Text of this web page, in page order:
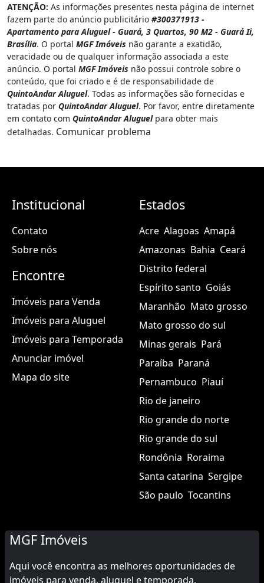
ATENÇÃO: As informações presentes nesta página de internet
fazem parte do anúncio publicitário #300371913 -
Apartamento para Aluguel - Guará, 3 Quartos, 90 M2 - Guará Ii,
Brasília. O portal MGF Imóveis não garante a exatidão,
veracidade ou de qualquer informação associada a este
anúncio. O portal MGF Imóveis não possui controle sobre o
conteúdo, que foi criado e é de responsabilidade de
QuintoAndar Aluguel. Todas as informações são fornecidas e
tratadas por QuintoAndar Aluguel. Por favor, entre diretamente
em contato com QuintoAndar Aluguelpara obter mais
detalhadas. Comunicar problema
Institucional
Contato
Sobre nós
Encontre
Imóveis para Venda
Imóveis para Aluguel
Imóveis para Temporada
Anunciar imóvel
Mapa do site
Estados
Acre Alagoas Amapá
Amazonas Bahia Ceará
Distrito federal
Espírito santo Goiás
Maranhão Mato grosso
Mato grosso do sul
Minas gerais Pará
Paraíba Paraná
Pernambuco Piauí
Rio de janeiro
Rio grande do norte
Rio grande do sul
Rondônia Roraima
Santa catarina Sergipe
São paulo Tocantins
MGF Imóveis
Aqui você encontra as melhores oportunidades de
imóveis para venda, aluguel e temporada.